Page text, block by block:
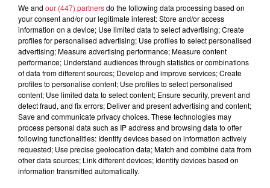
On s'entend bien -
l'Abrapa
On S'entend Bien
On s'entend bien -
l'Abrapa
On S'entend Bien
We and our (447) partnersdo the following data processing based on
your consent and/or our legitimate interest: Store and/or access
information on a device; Use limited data to select advertising; Create
profiles for personalised advertising; Use profiles to select personalised
advertising; Measure advertising performance; Measure content
performance; Understand audiences through statistics or combinations
of data from different sources; Develop and improve services; Create
profiles to personalise content; Use profiles to select personalised
content; Use limited data to select content; Ensure security, prevent and
detect fraud, and fix errors; Deliver and present advertising and content;
Save and communicate privacy choices. These technologies may
process personal data such as IP address and browsing data to offer
following functionalities: Identify devices based on information actively
requested; Use precise geolocation data; Match and combine data from
other data sources; Link different devices; Identify devices based on
information transmitted automatically.